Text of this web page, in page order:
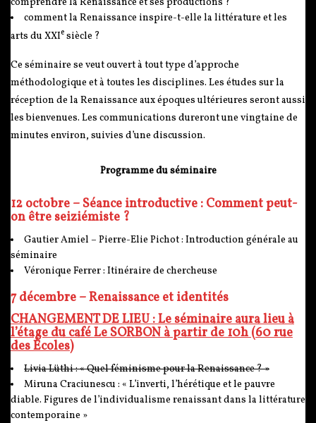
comment la Renaissance inspire-t-elle la littérature et les
arts du XXIesiècle ?
Ce séminaire se veut ouvert à tout type d’approche
méthodologique et à toutes les disciplines. Les études sur la
réception de la Renaissance aux époques ultérieures seront aussi
les bienvenues. Les communications dureront une vingtaine de
minutes environ, suivies d’une discussion.
Programme du séminaire
12 octobre – Séance introductive : Comment peut-
on être seiziémiste ?
Gautier Amiel – Pierre-Elie Pichot : Introduction générale au
séminaire
Véronique Ferrer : Itinéraire de chercheuse
7 décembre – Renaissance et identités
CHANGEMENT DE LIEU : Le séminaire aura lieu à
l’étage du café Le SORBON à partir de 10h (60 rue
des Écoles)
Livia Lüthi : « Quel féminisme pour la Renaissance ? »
Miruna Craciunescu : « L’inverti, l’hérétique et le pauvre
diable. Figures de l’individualisme renaissant dans la littérature
contemporaine »